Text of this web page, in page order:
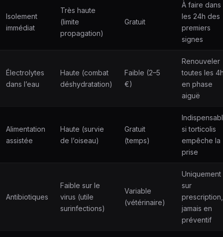
Isolement
immédiat
Très haute
(limite
propagation)
Gratuit
À faire dans
les 24h des
premiers
signes
Électrolytes
dans l’eau
Haute (combat
déshydratation)
Faible (2–5
€)
Renouveler
toutes les
en phase
aiguë
Alimentation
assistée
Haute (survie
de l’oiseau)
Gratuit
(temps)
si torticolis
empêche la
prise
Antibiotiques
Faible sur le
virus (utile
surinfections)
Variable
(vétérinaire)
Uniquement
sur
prescription,
jamais en
préventif